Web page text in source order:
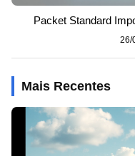
Packet Standard
26/
Mais Recentes